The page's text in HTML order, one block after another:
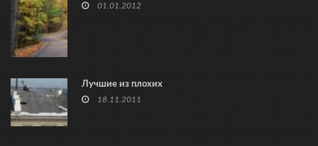
01.01.2012
Лучшие из плохих
18.11.2011